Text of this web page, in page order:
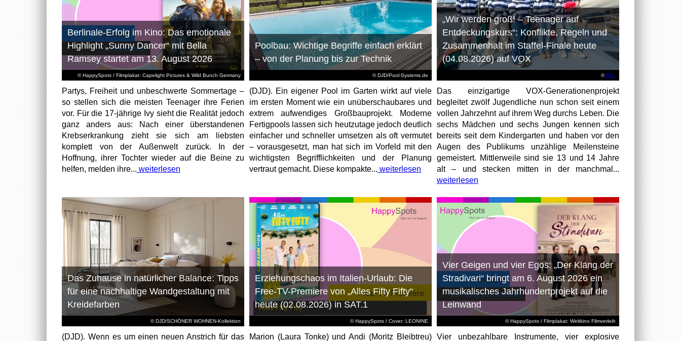
© HappySpots / Filmplakat: Capelight Pictures & Wild Bunch Germany
Berlinale-Erfolg im Kino: Das emotionale
Highlight „Sunny Dancer“ mit Bella
Ramsey startet am 13. August 2026
Partys, Freiheit und unbeschwerte Sommertage –
so stellen sich die meisten Teenager ihre Ferien
vor. Für die 17-jährige Ivy sieht die Realität jedoch
ganz anders aus: Nach einer überstandenen
Krebserkrankung zieht sie sich am liebsten
komplett von der Außenwelt zurück. In der
Hoffnung, ihrer Tochter wieder auf die Beine zu
helfen, melden ihre... weiterlesen
© DJD/Pool-Systems.de
Poolbau: Wichtige Begriffe einfach erklärt
– von der Planung bis zur Technik
(DJD). Ein eigener Pool im Garten wirkt auf viele
im ersten Moment wie ein unüberschaubares und
extrem aufwendiges Großbauprojekt. Moderne
Fertigpools lassen sich heutzutage jedoch deutlich
einfacher und schneller umsetzen als oft vermutet
– vorausgesetzt, man hat sich im Vorfeld mit den
wichtigsten Begrifflichkeiten und der Planung
vertraut gemacht. Diese kompakte... weiterlesen
©RTL
„Wir werden groß! – Teenager auf
Entdeckungskurs“: Konflikte, Regeln und
Zusammenhalt im Staffel-Finale heute
(04.08.2026) auf VOX
Das einzigartige VOX-Generationenprojekt
begleitet zwölf Jugendliche nun schon seit einem
vollen Jahrzehnt auf ihrem Weg durchs Leben. Die
sechs Mädchen und sechs Jungen kennen sich
bereits seit dem Kindergarten und haben vor den
Augen des Publikums unzählige Meilensteine
gemeistert. Mittlerweile sind sie 13 und 14 Jahre
alt – und stecken mitten in der manchmal...
weiterlesen
© DJD/SCHÖNER WOHNEN-Kollektion
Das Zuhause in natürlicher Balance: Tipps
für eine nachhaltige Wandgestaltung mit
Kreidefarben
(DJD). Wenn es um einen neuen Anstrich für das
© HappySpots / Cover: LEONINE
Erziehungschaos im Italien-Urlaub: Die
Free-TV-Premiere von „Alles Fifty Fifty“
heute (02.08.2026) in SAT.1
Marion (Laura Tonke) und Andi (Moritz Bleibtreu)
© HappySpots / Filmplakat: Weltkino Filmverleih
Vier Geigen und vier Egos: „Der Klang der
Stradivari“ bringt am 6. August 2026 ein
musikalisches Jahrhundertprojekt auf die
Leinwand
Vier unbezahlbare Instrumente, vier explosive